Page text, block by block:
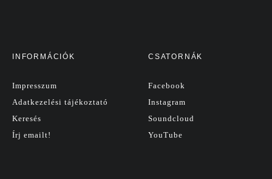
INFORMÁCIÓK
Impresszum
Adatkezelési tájékoztató
Keresés
Írj emailt!
CSATORNÁK
Facebook
Instagram
Soundcloud
YouTube